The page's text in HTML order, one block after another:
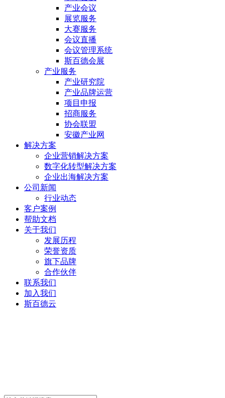
产业会议
展览服务
大赛服务
会议直播
会议管理系统
斯百德会展
产业服务
产业研究院
产业品牌运营
项目申报
招商服务
协会联盟
安徽产业网
解决方案
企业营销解决方案
数字化转型解决方案
企业出海解决方案
公司新闻
行业动态
客户案例
帮助文档
关于我们
发展历程
荣誉资质
旗下品牌
合作伙伴
联系我们
加入我们
斯百德云